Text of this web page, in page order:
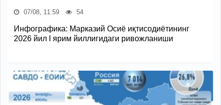
07/08, 11:59 54
Инфографика: Марказий Осиё иқтисодиётининг
2026 йил I ярим йиллигидаги ривожланиши